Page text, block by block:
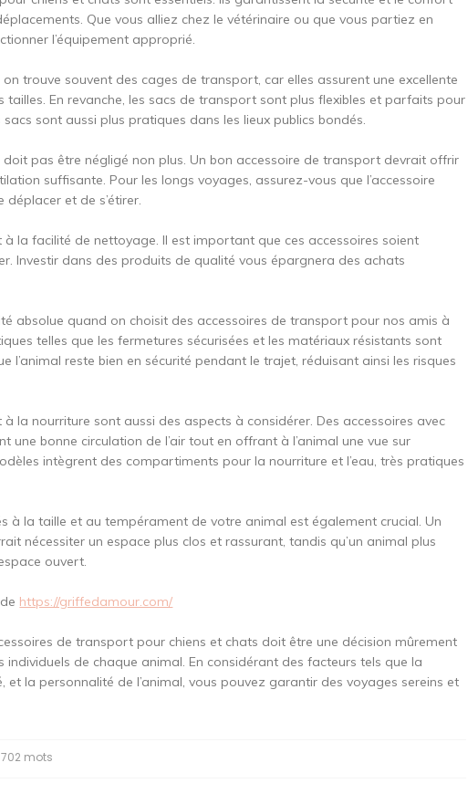
Que vous alliez chez le vétérinaire ou que vous partiez en
l’équipement approprié.
trouve souvent des cages de transport, car elles assurent une excellente
tailles. En revanche, les sacs de transport sont plus flexibles et parfaits pour
sont aussi plus pratiques dans les lieux publics bondés.
pas être négligé non plus. Un bon accessoire de transport devrait offrir
suffisante. Pour les longs voyages, assurez-vous que l’accessoire
et de s’étirer.
à la facilité de nettoyage. Il est important que ces accessoires soient
Investir dans des produits de qualité vous épargnera des achats
absolue quand on choisit des accessoires de transport pour nos amis à
telles que les fermetures sécurisées et les matériaux résistants sont
l’animal reste bien en sécurité pendant le trajet, réduisant ainsi les risques
à la nourriture sont aussi des aspects à considérer. Des accessoires avec
une bonne circulation de l’air tout en offrant à l’animal une vue sur
intègrent des compartiments pour la nourriture et l’eau, très pratiques
à la taille et au tempérament de votre animal est également crucial. Un
nécessiter un espace plus clos et rassurant, tandis qu’un animal plus
ouvert.
https://griffedamour.com/
de transport pour chiens et chats doit être une décision mûrement
individuels de chaque animal. En considérant des facteurs tels que la
et la personnalité de l’animal, vous pouvez garantir des voyages sereins et
702 mots